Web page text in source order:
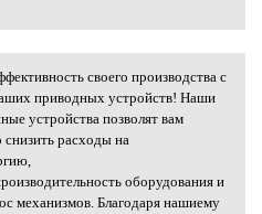
своего
своего производства с
приводных устройств! Наши
устройства позволят вам
снизить расходы на
оборудования и
механизмов. Благодаря нашиему